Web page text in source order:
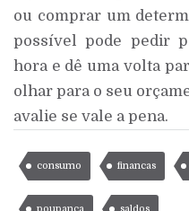
ou comprar um
possível pode pedir
hora e dê uma volta
olhar para o seu
avalie se vale a pena.
consumo financas